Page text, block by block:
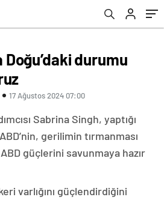
durumu
17 Ağustos 2024 07:00
Sabrina Singh, yaptığı
gerilimin tırmanması
güçlerini savunmaya hazır
varlığını güçlendirdiğini